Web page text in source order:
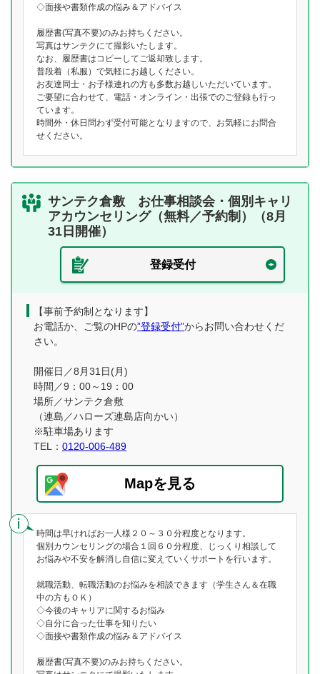
◇面接や書類作成の悩み＆アドバイス
履歴書(写真不要)のみお持ちください。
写真はサンテクにて撮影いたします。
なお、履歴書はコピーしてご返却致します。
普段着（私服）で気軽にお越しください。
お友達同士・お子様連れの方も多数お越しいただいています。
ご要望に合わせて、電話・オンライン・出張でのご登録も行っ
ています。
時間外・休日問わず受付可能となりますので、お気軽にお問合
せください。
サンテク倉敷 お仕事相談会・個別キャリ
アカウンセリング（無料／予約制）（8月
31日開催）
登録受付
【事前予約制となります】
お電話か、ご覧のHPの”登録受付”からお問い合わせくだ
さい。
開催日／8月31日(月)
時間／9：00～19：00
場所／サンテク倉敷
（連島／ハローズ連島店向かい）
※駐車場あります
TEL： 0120-006-489
Mapを見る
時間は早ければお一人様２０～３０分程度となります。
個別カウンセリングの場合１回６０分程度、じっくり相談して
お悩みや不安を解消し自信に変えていくサポートを行います。
就職活動、転職活動のお悩みを相談できます（学生さん＆在職
中の方もＯＫ）
◇今後のキャリアに関するお悩み
◇自分に合った仕事を知りたい
◇面接や書類作成の悩み＆アドバイス
履歴書(写真不要)のみお持ちください。